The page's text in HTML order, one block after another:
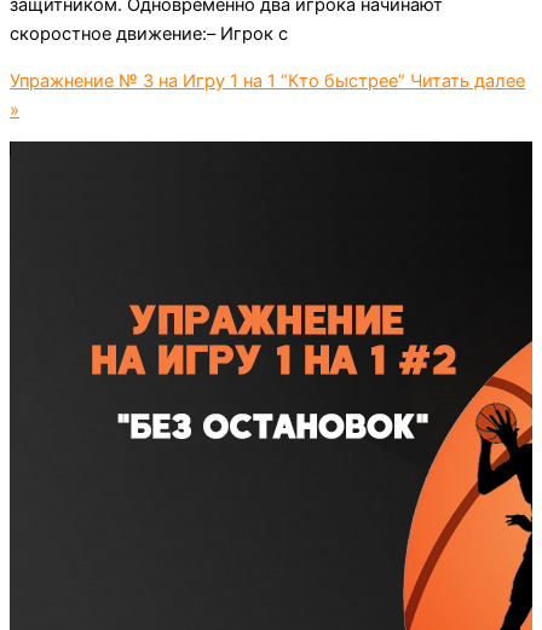
защитником. Одновременно два игрока начинают
скоростное движение:– Игрок с
Упражнение № 3 на Игру 1 на 1 “Кто быстрее” Читать далее
»